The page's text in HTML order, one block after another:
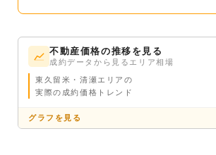
不動産価格の推移を見る
成約データから見るエリア相場
東久留米・清瀬エリアの
実際の成約価格トレンド
グラフを見る